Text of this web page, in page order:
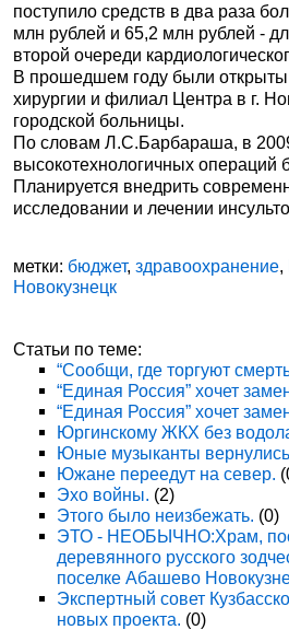
поступило средств в два раза
млн рублей и 65,2 млн рублей -
второй очереди
В прошедшем году были открыты
хирургии и филиал Центра в г.
городской больницы.
По словам Л.С.Барбараша, в
высокотехнологичных операций
Планируется внедрить
исследовании и лечении
метки: бюджет,здравоохранение,
Новокузнецк
Статьи по теме:
“Сообщи, где торгуют
“Единая Россия” хочет
“Единая Россия” хочет
Юргинскому ЖКХ без
Юные музыканты
Южане переедут на север.
Эхо войны. (2)
Этого было неизбежать. (0)
ЭТО - НЕОБЫЧНО:Храм,
деревянного русского
поселке Абашево
Экспертный совет
новых проекта. (0)